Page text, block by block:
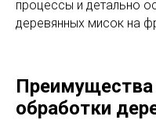
процессы и детально
деревянных мисок на
Преимущества
обработки